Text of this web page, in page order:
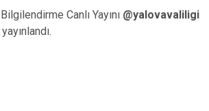
Canlı Yayını @yalovavaliligi